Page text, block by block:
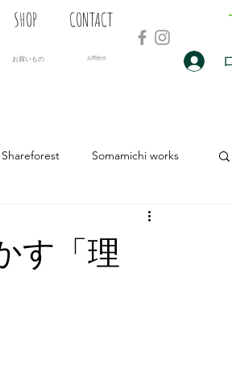
SHOP CONTACT
お買いもの ​お問合せ
Shareforest Somamichi works
す「理